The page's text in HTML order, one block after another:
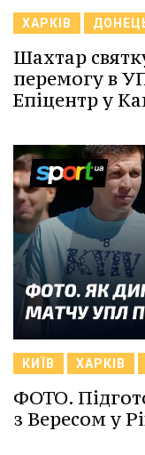
ХАРКІВ
Шахтар
перемогу в
Епіцентр у
КИЇВ ХАРКІВ
ФОТО.
з Вересом у